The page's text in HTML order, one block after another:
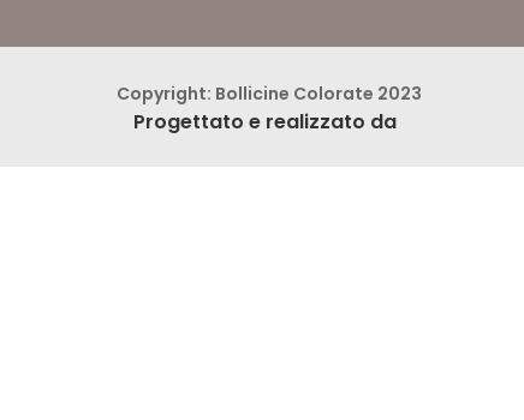
Copyright: Bollicine Colorate 2023
Progettato e realizzato da